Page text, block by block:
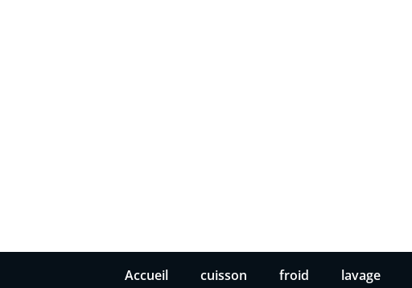
Accueil cuisson froid lavage